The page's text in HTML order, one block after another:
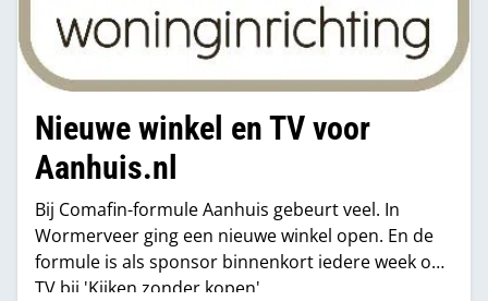
Nieuwe winkel en TV voor
Aanhuis.nl
Bij Comafin-formule Aanhuis gebeurt veel. In
Wormerveer ging een nieuwe winkel open. En de
formule is als sponsor binnenkort iedere week op
TV bij 'Kijken zonder kopen'.